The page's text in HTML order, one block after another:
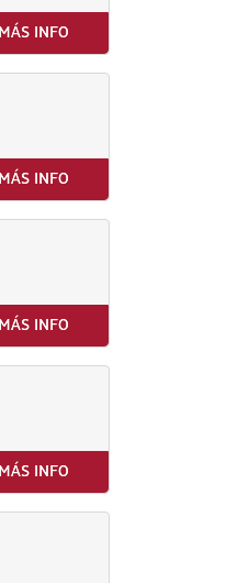
MÁS INFO
MÁS INFO
MÁS INFO
MÁS INFO